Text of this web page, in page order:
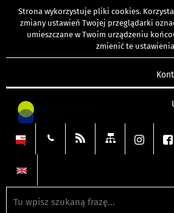
Strona wykorzystuje pliki cookies.
zmiany ustawień Twojej przeglądarki
umieszczane w Twoim urządzeniu
zmienić te